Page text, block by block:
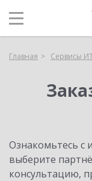
Главная Сервисы
Ознакомьтесь
выберите
консультацию,